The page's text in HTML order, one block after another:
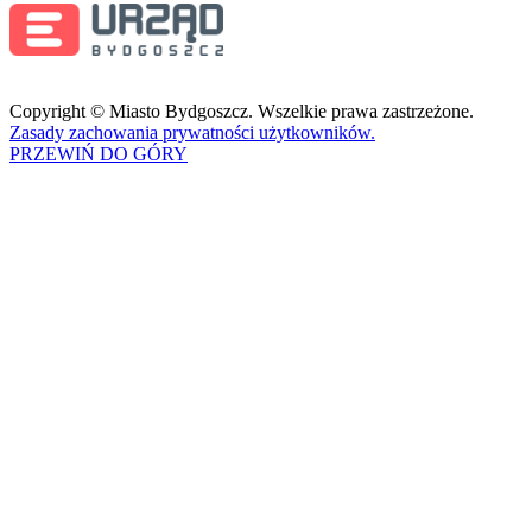
Copyright © Miasto Bydgoszcz. Wszelkie prawa zastrzeżone.
Zasady zachowania prywatności użytkowników.
PRZEWIŃ DO GÓRY